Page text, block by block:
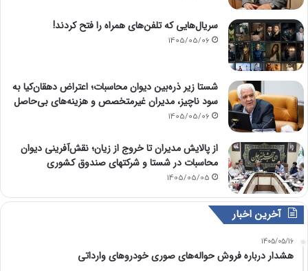
سریال‌هایی که تلفن‌های همراه را فتح کردند!
1405/05/06
شستا زیر ذره‌بین دیوان محاسبات؛ اعتراض دهقان‌کیا به
سود ناچیز، مدیران غیرمتخصص و هزینه‌های بی‌حاصل
1405/05/06
از پالایش مدیران تا خروج از زیان؛ نقش‌آفرینی دیوان
محاسبات در شستا و شرکتهای صندوق کشوری
1405/05/05
آخرین اخبار
1405/05/16
هشدار درباره فروش حواله‌های صوری خودروهای وارداتی